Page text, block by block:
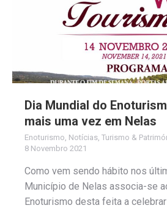
Dia Mundial do
mais uma vez em Nelas
Enoturismo Notícias Turismo &
8 Novembro 2021
Como vem sendo hábito nos
Município de Nelas associa-se
Enoturismo desta feita a